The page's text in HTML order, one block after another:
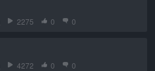
2275 0 0
4272 0 0